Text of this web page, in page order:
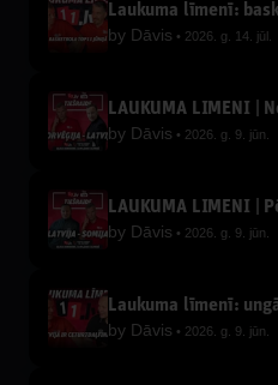
Laukuma līmenī:
by Dāvis 2026. g. 14. jūl.
LAUKUMA LĪMENĪ |
by Dāvis 2026. g. 9. jūn.
LAUKUMA LĪMENĪ |
by Dāvis 2026. g. 9. jūn.
Laukuma līmenī:
by Dāvis 2026. g. 9. jūn.